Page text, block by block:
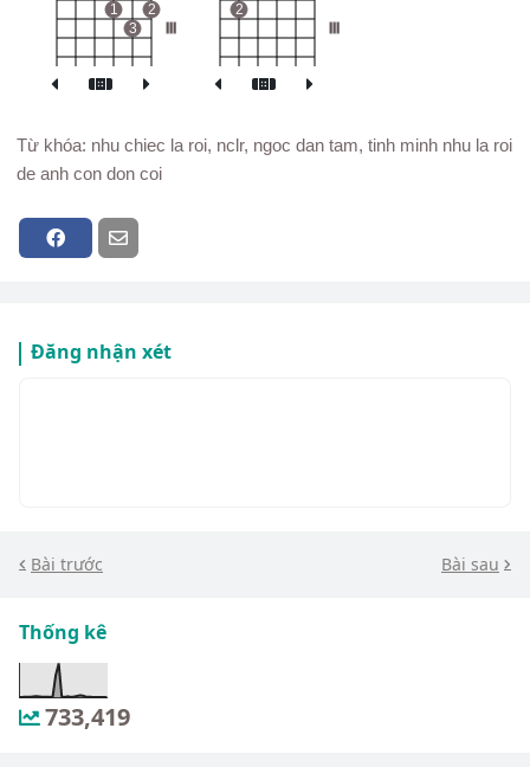
1
3
2 2
Từ khóa: nhu chiec la roi, nclr, ngoc dan tam, tinh minh nhu la roi
de anh con don coi
Đăng nhận xét
Bài trước Bài sau
Thống kê
733,419